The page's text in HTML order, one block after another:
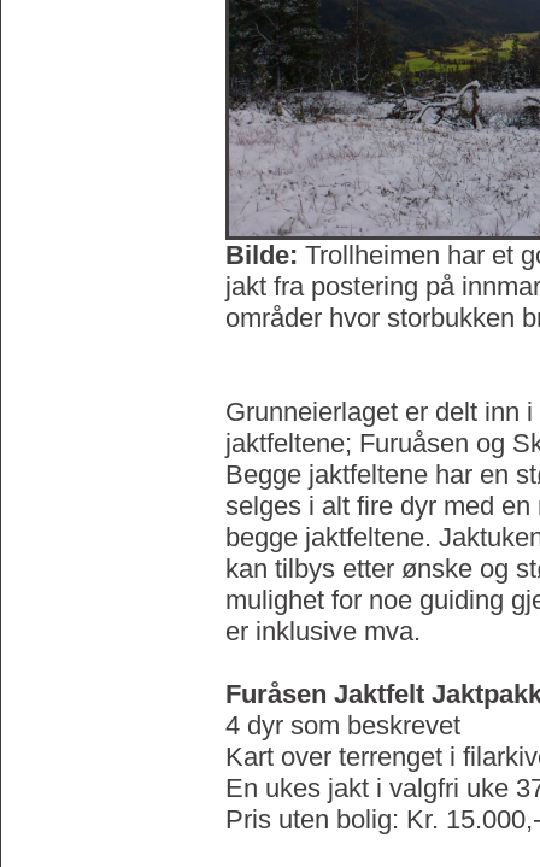
Bilde: Trollheimen har et
jakt fra postering på
områder hvor storbukken
Grunneierlaget er delt inn
jaktfeltene; Furuåsen og
Begge jaktfeltene har en
selges i alt fire dyr med
begge jaktfeltene.
kan tilbys etter ønske og
mulighet for noe guiding
er inklusive mva.
Furåsen Jaktfelt
4 dyr som beskrevet
Kart over terrenget i
En ukes jakt i valgfri uke
Pris uten bolig: Kr.